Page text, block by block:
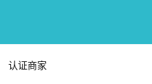
认证商家